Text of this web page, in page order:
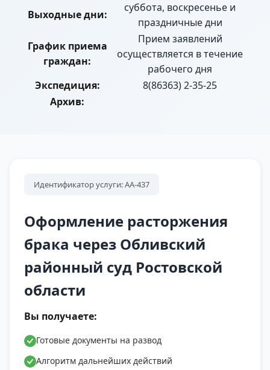
Выходные дни:
суббота, воскресенье и
праздничные дни
График приема
граждан:
Прием заявлений
осуществляется в течение
рабочего дня
Экспедиция:
8(86363) 2-35-25
Архив:
Идентификатор услуги: АА-437
Оформление расторжения
брака через Обливский
районный суд Ростовской
области
Вы получаете:
Готовые документы на развод
Алгоритм дальнейших действий